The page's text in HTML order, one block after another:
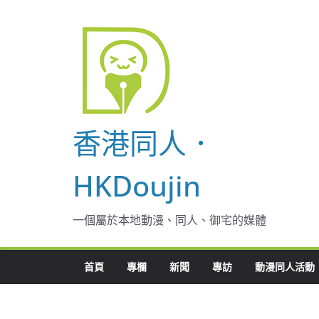
香港同人．
HKDoujin
一個屬於本地動漫、同人、御宅的媒體
首頁 專欄 新聞 專訪 動漫同人活動